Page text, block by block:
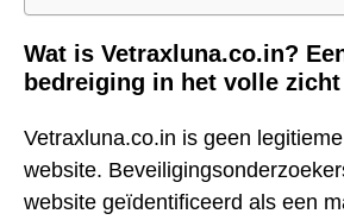
Wat is Vetraxluna.co.in?
bedreiging in het volle zicht
Vetraxluna.co.in is geen
website.
website geïdentificeerd als een